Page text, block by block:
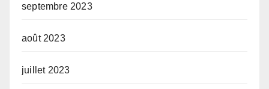
septembre 2023
août 2023
juillet 2023